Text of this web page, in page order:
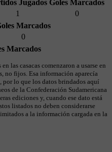
Jugados Goles Marcados
1
0
Marcados
0
Marcados
las casacas comenzaron a usarse en
no fijos. Esa información aparecía
por lo que los datos brindados aquí
de la Confederación Sudamericana
ediciones y, cuando ese dato está
listados no deben considerarse
a la información cargada en la